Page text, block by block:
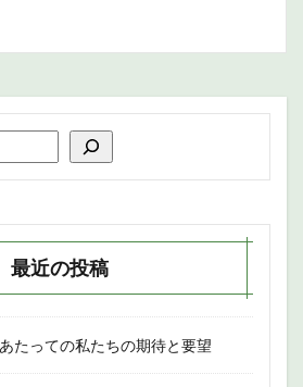
最近の投稿
たっての私たちの期待と要望